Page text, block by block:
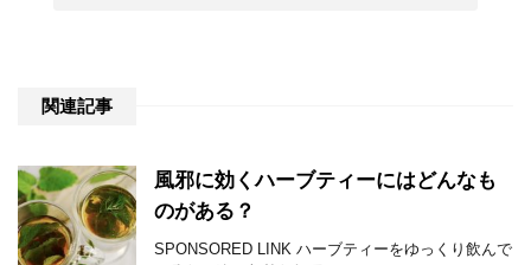
関連記事
風邪に効くハーブティーにはどんなも
のがある？
SPONSORED LINK ハーブティーをゆっくり飲んで